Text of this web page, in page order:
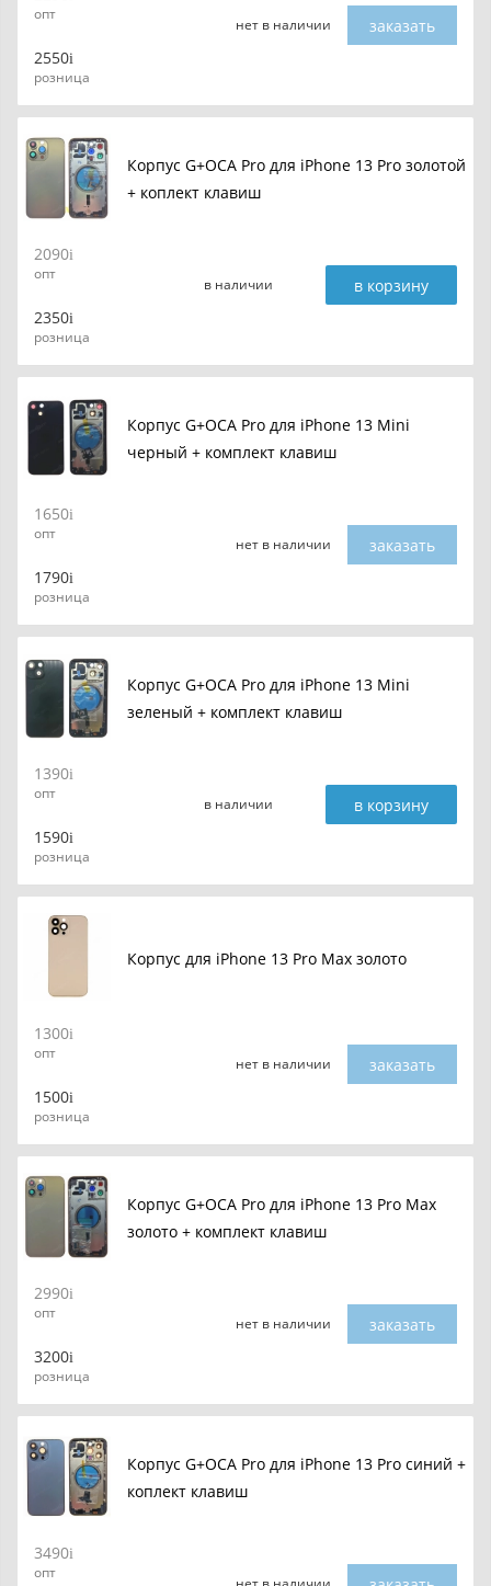
опт
2550
розница
нет в наличии заказать
Корпус G+OCA Pro для iPhone 13 Pro золотой
+ коплект клавиш
2090
опт
2350
розница
в наличии в корзину
Корпус G+OCA Pro для iPhone 13 Mini
черный + комплект клавиш
1650
опт
1790
розница
нет в наличии заказать
Корпус G+OCA Pro для iPhone 13 Mini
зеленый + комплект клавиш
1390
опт
1590
розница
в наличии в корзину
Корпус для iPhone 13 Pro Max золото
1300
опт
1500
розница
нет в наличии заказать
Корпус G+OCA Pro для iPhone 13 Pro Max
золото + комплект клавиш
2990
опт
3200
розница
нет в наличии заказать
Корпус G+OCA Pro для iPhone 13 Pro синий +
коплект клавиш
3490
опт